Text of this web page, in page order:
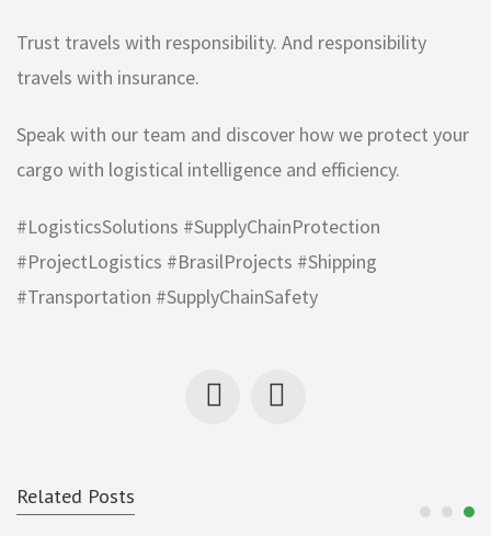
Trust travels with responsibility. And responsibility
travels with insurance.
Speak with our team and discover how we protect your
cargo with logistical intelligence and efficiency.
#LogisticsSolutions #SupplyChainProtection
#ProjectLogistics #BrasilProjects #Shipping
#Transportation #SupplyChainSafety
Related Posts